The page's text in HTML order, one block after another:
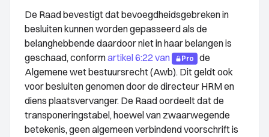
De Raad bevestigt dat bevoegdheidsgebreken in
besluiten kunnen worden gepasseerd als de
belanghebbende daardoor niet in haar belangen is
geschaad, conformartikel 6:22 van Pro
de
Algemene wet bestuursrecht (Awb). Dit geldt ook
voor besluiten genomen door de directeur HRM en
diens plaatsvervanger. De Raad oordeelt dat de
transponeringstabel, hoewel van zwaarwegende
betekenis, geen algemeen verbindend voorschrift is